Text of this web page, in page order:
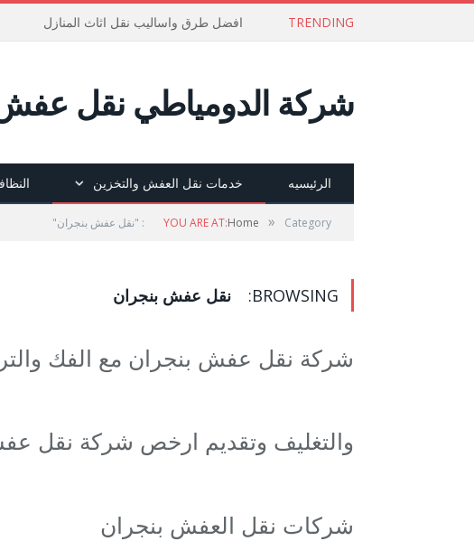
TRENDING افضل طرق واساليب نقل اثاث المنازل
شركة الدومياطي نقل عفش
الرئيسيه خدمات نقل العفش والتخزين
YOU ARE AT:Home » Category: "نقل عفش بنجران"
BROWSING: نقل عفش بنجران
شركة نقل عفش بنجران مع الفك
والتغليف وتقديم ارخص شركة نقل
شركات نقل العفش بنجران